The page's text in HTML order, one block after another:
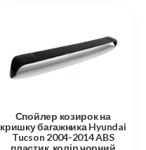
Спойлер козирок на
кришку багажника Hyundai
Tucson 2004-2014 ABS
пластик, колір чорний